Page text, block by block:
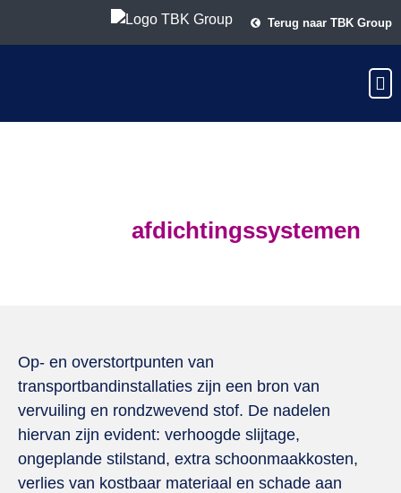
Terug naar TBK Group
afdichtingssystemen
Op- en overstortpunten van
transportbandinstallaties zijn een bron van
vervuiling en rondzwevend stof. De nadelen
hiervan zijn evident: verhoogde slijtage,
ongeplande stilstand, extra schoonmaakkosten,
verlies van kostbaar materiaal en schade aan